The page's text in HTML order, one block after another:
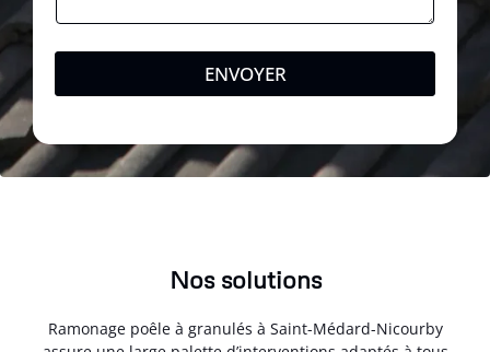
ENVOYER
Nos solutions
Ramonage poêle à granulés à Saint-Médard-Nicourby